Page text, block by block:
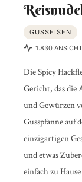
GUSSEISEN
1.830
Die Spicy
Gericht, das die
und Gewürzen
Gusspfanne auf
einzigartigen
und etwas
einfach zu